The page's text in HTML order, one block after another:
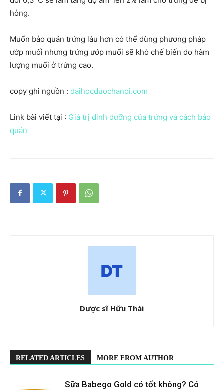
hỏng.
Muốn bảo quản trứng lâu hơn có thể dùng phương pháp
ướp muối nhưng trứng ướp muối sẽ khó chế biến do hàm
lượng muối ở trứng cao.
copy ghi nguồn : daihocduochanoi.com
Link bài viết tại : Giá trị dinh dưỡng của trứng và cách bảo
quản
Dược sĩ Hữu Thái
RELATED ARTICLES MORE FROM AUTHOR
Sữa Babego Gold có tốt không? Có